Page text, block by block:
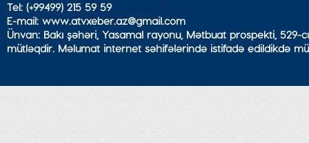
Tel: (+99499) 215 59 59
E-mail: www.atvxeber.az@gmail.com
Ünvan: Bakı şəhəri, Yasamal rayonu, Mətbuat prospekti,
mütləqdir. Məlumat internet səhifələrində istifadə edildikdə